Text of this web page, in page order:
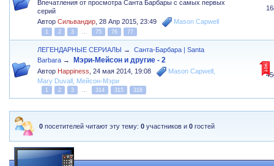
Впечатления от просмотра Санта Барбары с самых первых
серий
АвторСильвандир ,28 Апр 2015, 23:49 Mason Capwell
1 2 3 ... 75 76 77
ЛЕГЕНДАРНЫЕ СЕРИАЛЫ →
Санта-Барбара | Santa
Barbara → Мэри-Мейсон и другие - 2
Автор Happiness ,24 мая 2014, 19:08 Mason Capwell
Mary Duvall , Мейсон-Мэри
1 2 3 ... 314 315 316
0 посетителей читают эту тему:0 участников и0 гостей